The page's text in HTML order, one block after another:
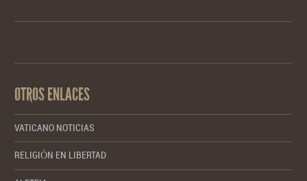
OTROS ENLACES
VATICANO NOTICIAS
RELIGIÓN EN LIBERTAD